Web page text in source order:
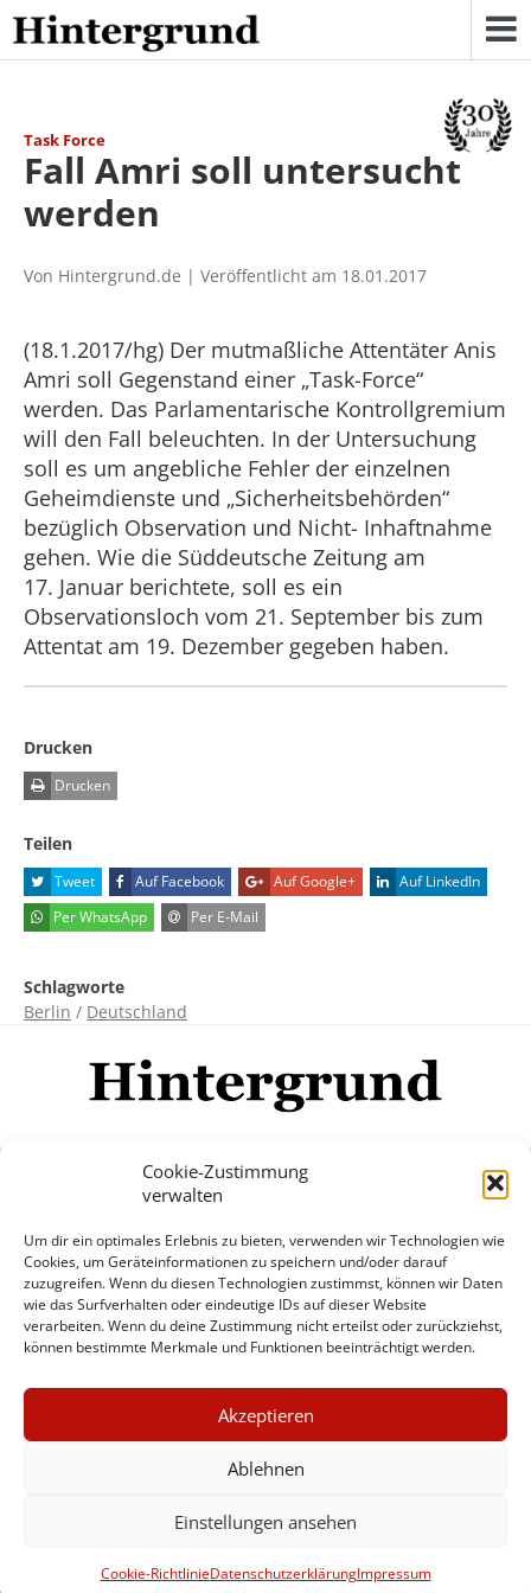
Cookie-Zustimmung
verwalten
Um dir ein optimales Erlebnis zu bieten, verwenden wir Technologien wie
Cookies, um Geräteinformationen zu speichern und/oder darauf
zuzugreifen. Wenn du diesen Technologien zustimmst, können wir Daten
wie das Surfverhalten oder eindeutige IDs auf dieser Website
verarbeiten. Wenn du deine Zustimmung nicht erteilst oder zurückziehst,
können bestimmte Merkmale und Funktionen beeinträchtigt werden.
Akzeptieren
Ablehnen
Einstellungen ansehen
Cookie-RichtlinieDatenschutzerklärungImpressum
Skip
to
content
Task Force
Fall Amri soll untersucht
werden
Von Hintergrund.de | Veröffentlicht am 18.01.2017
(18.1.2017/hg) Der mutmaßliche Attentäter Anis
Amri soll Gegenstand einer „Task-Force“
werden. Das Parlamentarische Kontrollgremium
will den Fall beleuchten. In der Untersuchung
soll es um angebliche Fehler der einzelnen
Geheimdienste und „Sicherheitsbehörden“
bezüglich Observation und Nicht- Inhaftnahme
gehen. Wie die Süddeutsche Zeitung am
17. Januar berichtete, soll es ein
Observationsloch vom 21. ​September bis zum
Attentat am 19.​ Dezember gegeben haben.
Drucken
Drucken
Teilen
Tweet Auf Facebook Auf Google+
Auf LinkedIn
Per WhatsApp
Per E-Mail
Schlagworte
Berlin / Deutschland
Mehr
© Copyright Hintergrund.de, 2015 - 2026
Zum Newsletter jetzt kostenlos
anmelden
erscheint ca. alle 4 Wochen
×